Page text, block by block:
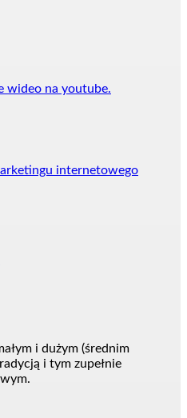
wideo na youtube.
internetowego
i dużym (średnim
i tym zupełnie